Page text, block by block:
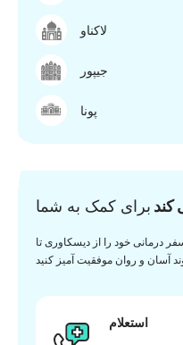
لاکناو
جیپور
پونا
کند برای کمک به شما
درمانی خود را از دیسکاوری تا
استعلام